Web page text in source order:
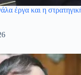
έργα και η